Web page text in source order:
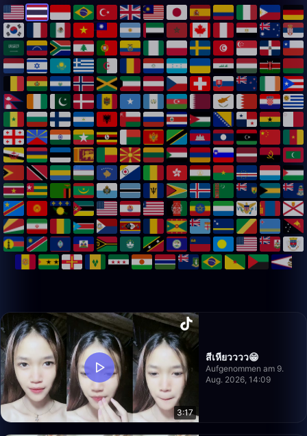
3:17
สีเหียวววว😁
Aufgenommen am 9.
Aug. 2026, 14:09